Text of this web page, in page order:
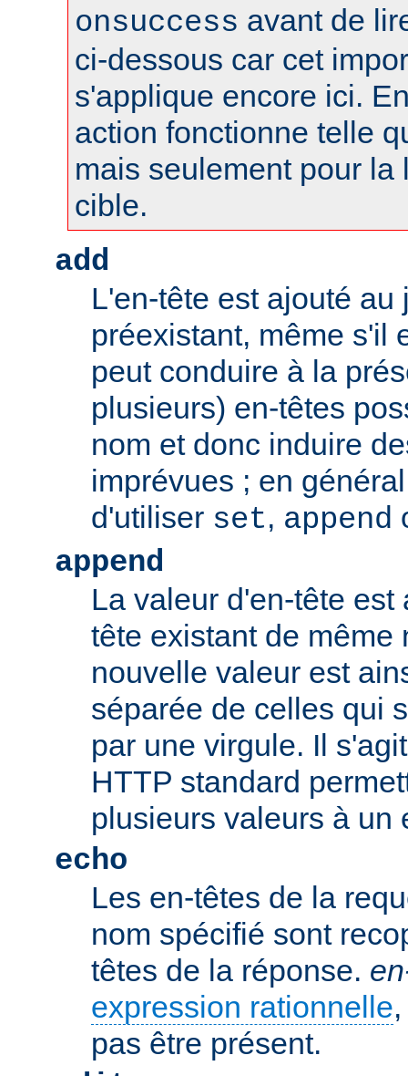
onsuccess avant de
ci-dessous car cet
s'applique encore ici.
action fonctionne telle
mais seulement pour la
cible.
add
L'en-tête est ajouté au
préexistant, même s'il
peut conduire à la
plusieurs) en-têtes
nom et donc induire
imprévues ; en
d'utiliser set, append
append
La valeur d'en-tête est
tête existant de même
nouvelle valeur est
séparée de celles qui
par une virgule. Il
HTTP standard
plusieurs valeurs à un
echo
Les en-têtes de la
nom spécifié sont
têtes de la réponse.
expression rationnelle
pas être présent.